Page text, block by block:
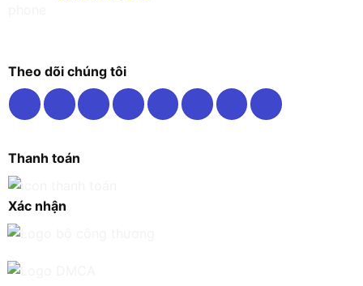
Theo dõi chúng tôi
Thanh toán
Xác nhận